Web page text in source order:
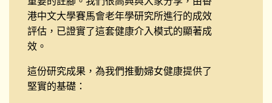
港中文大學賽馬會老年學研究所進行的成效
評估，已證實了這套健康介入模式的顯著成
效。
這份研究成果，為我們推動婦女健康提供了
堅實的基礎：